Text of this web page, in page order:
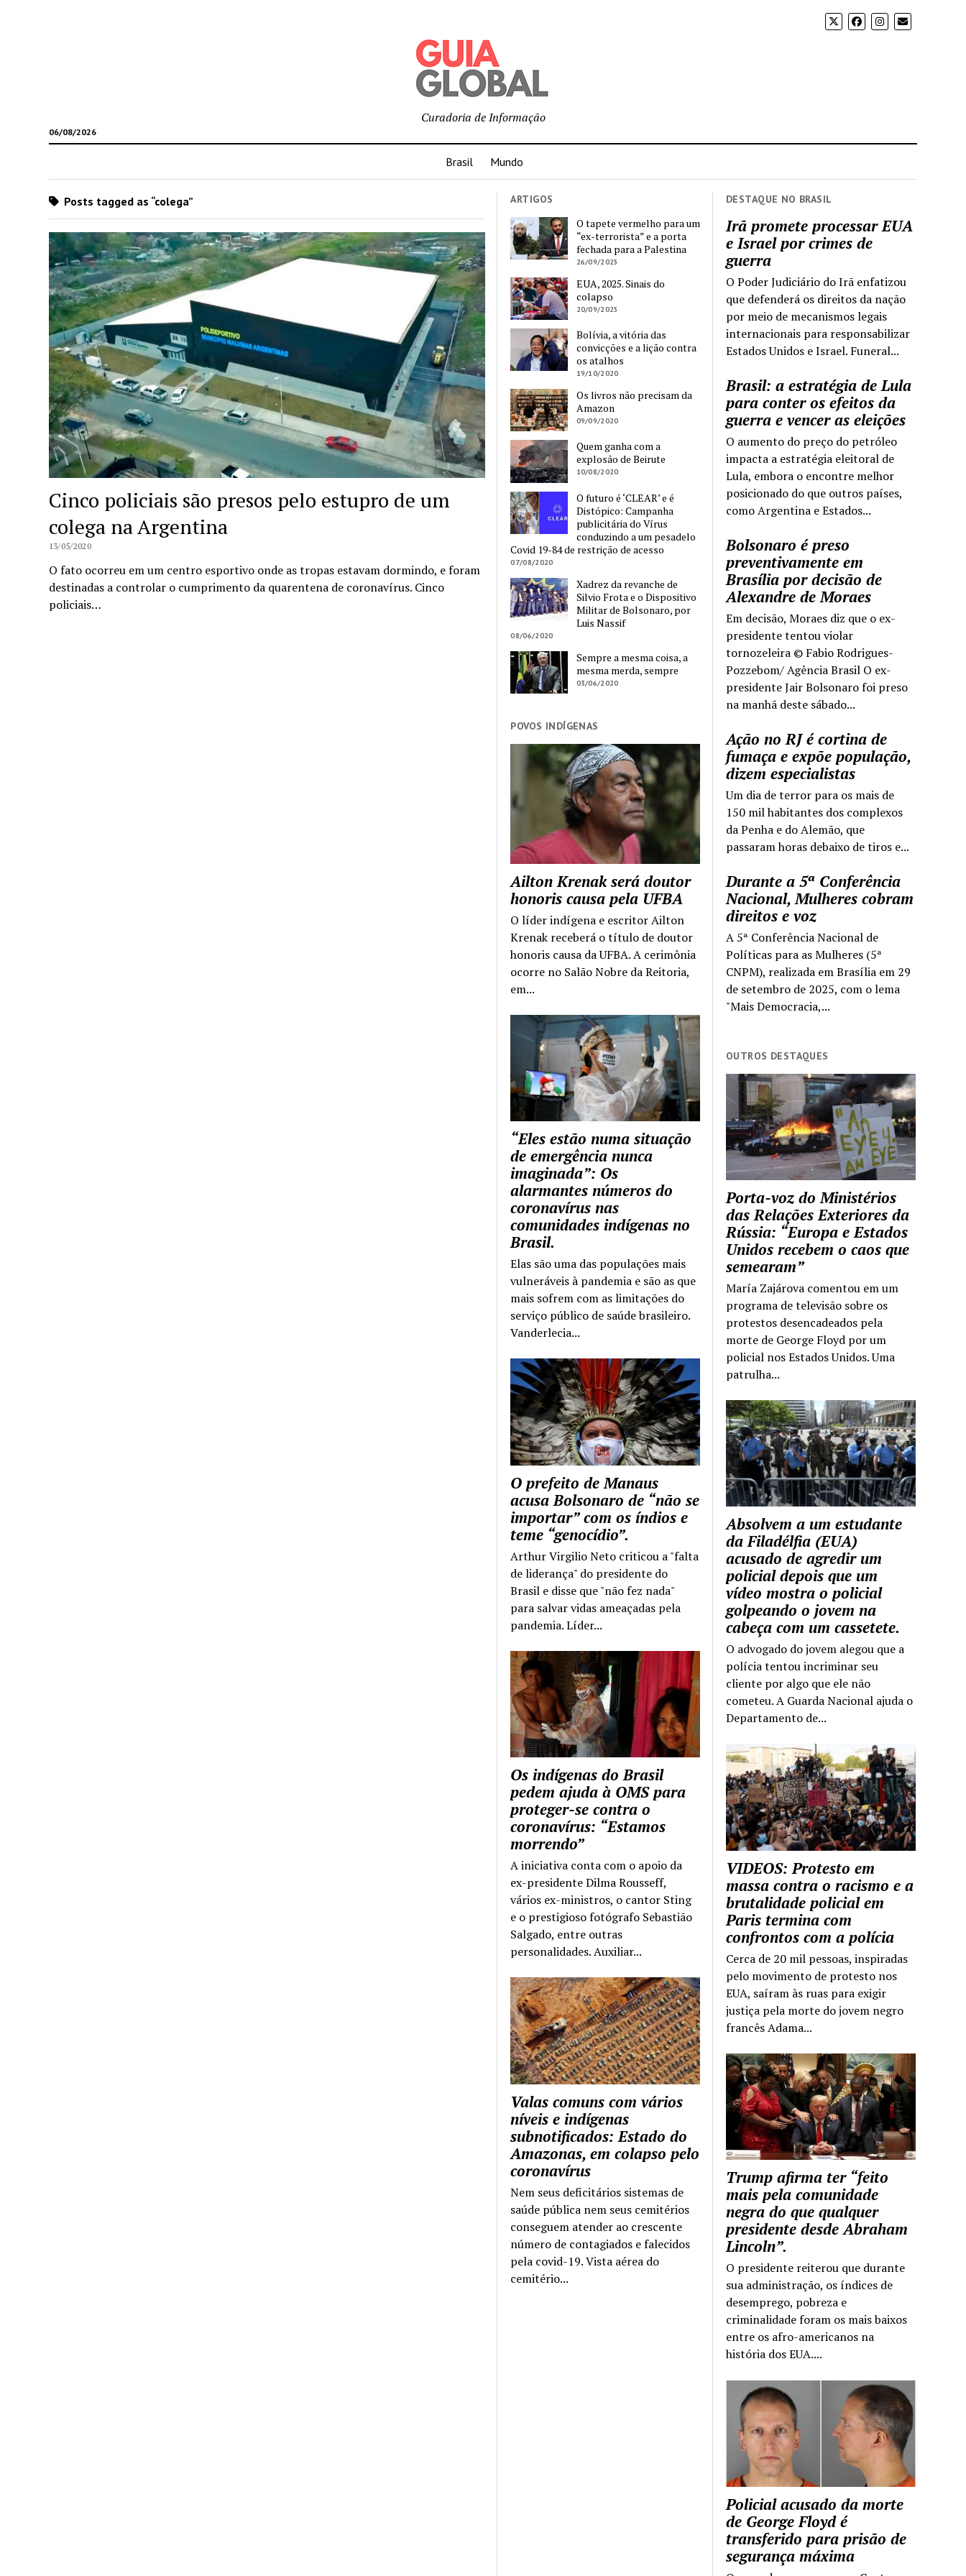
06/08/2026
Curadoria de Informação
Brasil Mundo
DESTAQUE NO BRASIL
Irã promete processar EUA
e Israel por crimes de
guerra
O Poder Judiciário do Irã enfatizou
que defenderá os direitos da nação
por meio de mecanismos legais
internacionais para responsabilizar
Estados Unidos e Israel. Funeral...
Brasil: a estratégia de Lula
para conter os efeitos da
guerra e vencer as eleições
O aumento do preço do petróleo
impacta a estratégia eleitoral de
Lula, embora o encontre melhor
posicionado do que outros países,
como Argentina e Estados...
Bolsonaro é preso
preventivamente em
Brasília por decisão de
Alexandre de Moraes
Em decisão, Moraes diz que o ex-
presidente tentou violar
tornozeleira © Fabio Rodrigues-
Pozzebom/ Agência Brasil O ex-
presidente Jair Bolsonaro foi preso
na manhã deste sábado...
Ação no RJ é cortina de
fumaça e expõe população,
dizem especialistas
Um dia de terror para os mais de
150 mil habitantes dos complexos
da Penha e do Alemão, que
passaram horas debaixo de tiros e...
Durante a 5ª Conferência
Nacional, Mulheres cobram
direitos e voz
A 5ª Conferência Nacional de
Políticas para as Mulheres (5ª
CNPM), realizada em Brasília em 29
de setembro de 2025, com o lema
"Mais Democracia,...
OUTROS DESTAQUES
Porta-voz do Ministérios
das Relações Exteriores da
Rússia: “Europa e Estados
Unidos recebem o caos que
semearam”
María Zajárova comentou em um
programa de televisão sobre os
protestos desencadeados pela
morte de George Floyd por um
policial nos Estados Unidos. Uma
patrulha...
Absolvem a um estudante
da Filadélfia (EUA)
acusado de agredir um
policial depois que um
vídeo mostra o policial
golpeando o jovem na
cabeça com um cassetete.
O advogado do jovem alegou que a
polícia tentou incriminar seu
cliente por algo que ele não
cometeu. A Guarda Nacional ajuda o
Departamento de...
VIDEOS: Protesto em
massa contra o racismo e a
brutalidade policial em
Paris termina com
confrontos com a polícia
Cerca de 20 mil pessoas, inspiradas
pelo movimento de protesto nos
EUA, saíram às ruas para exigir
justiça pela morte do jovem negro
francês Adama...
Trump afirma ter “feito
mais pela comunidade
negra do que qualquer
presidente desde Abraham
Lincoln”.
O presidente reiterou que durante
sua administração, os índices de
desemprego, pobreza e
criminalidade foram os mais baixos
entre os afro-americanos na
história dos EUA....
Policial acusado da morte
de George Floyd é
transferido para prisão de
segurança máxima
Posts tagged as “colega”
Cinco policiais são presos pelo estupro de um
colega na Argentina
13/05/2020
O fato ocorreu em um centro esportivo onde as tropas estavam dormindo, e foram
destinadas a controlar o cumprimento da quarentena de coronavírus. Cinco
policiais…
ARTIGOS
O tapete vermelho para um
“ex-terrorista” e a porta
fechada para a Palestina
26/09/2025
EUA, 2025. Sinais do
colapso
20/09/2025
Bolívia, a vitória das
convicções e a lição contra
os atalhos
19/10/2020
Os livros não precisam da
Amazon
09/09/2020
Quem ganha com a
explosão de Beirute
10/08/2020
O futuro é ‘CLEAR’ e é
Distópico: Campanha
publicitária do Vírus
conduzindo a um pesadelo
Covid 19-84 de restrição de acesso
07/08/2020
Xadrez da revanche de
Silvio Frota e o Dispositivo
Militar de Bolsonaro, por
Luis Nassif
08/06/2020
Sempre a mesma coisa, a
mesma merda, sempre
03/06/2020
POVOS INDÍGENAS
Ailton Krenak será doutor
honoris causa pela UFBA
O líder indígena e escritor Ailton
Krenak receberá o título de doutor
honoris causa da UFBA. A cerimônia
ocorre no Salão Nobre da Reitoria,
em...
“Eles estão numa situação
de emergência nunca
imaginada”: Os
alarmantes números do
coronavírus nas
comunidades indígenas no
Brasil.
Elas são uma das populações mais
vulneráveis à pandemia e são as que
mais sofrem com as limitações do
serviço público de saúde brasileiro.
Vanderlecia...
O prefeito de Manaus
acusa Bolsonaro de “não se
importar” com os índios e
teme “genocídio”.
Arthur Virgilio Neto criticou a "falta
de liderança" do presidente do
Brasil e disse que "não fez nada"
para salvar vidas ameaçadas pela
pandemia. Líder...
Os indígenas do Brasil
pedem ajuda à OMS para
proteger-se contra o
coronavírus: “Estamos
morrendo”
A iniciativa conta com o apoio da
ex-presidente Dilma Rousseff,
vários ex-ministros, o cantor Sting
e o prestigioso fotógrafo Sebastião
Salgado, entre outras
personalidades. Auxiliar...
Valas comuns com vários
níveis e indígenas
subnotificados: Estado do
Amazonas, em colapso pelo
coronavírus
Nem seus deficitários sistemas de
saúde pública nem seus cemitérios
conseguem atender ao crescente
número de contagiados e falecidos
pela covid-19. Vista aérea do
cemitério...